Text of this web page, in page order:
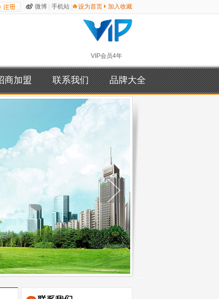
设为首页 加入收藏
手机站
微博
VIP会员4年
商加盟 联系我们 品牌大全